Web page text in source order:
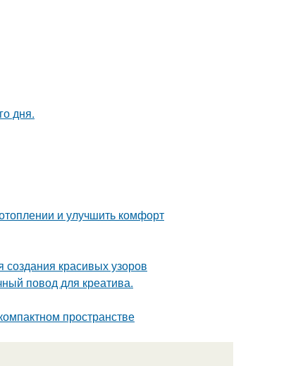
дня.
и улучшить комфорт
красивых узоров
повод для креатива.
пространстве